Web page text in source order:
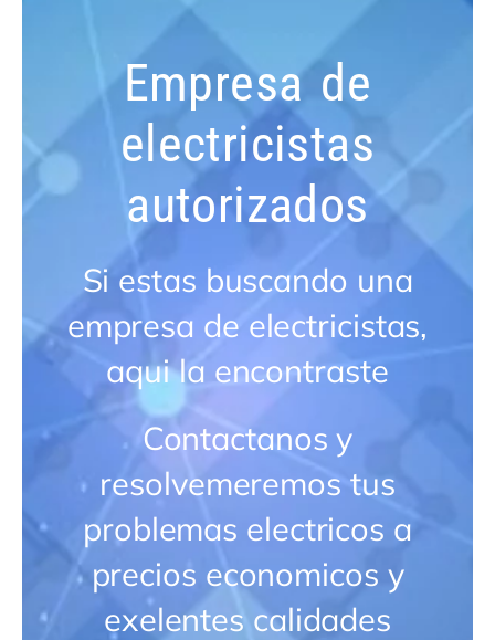
Empresa de
electricistas
autorizados
Si estas buscando una
empresa de electricistas,
aqui la encontraste
Contactanos y
resolvemeremos tus
problemas electricos a
precios economicos y
exelentes calidades